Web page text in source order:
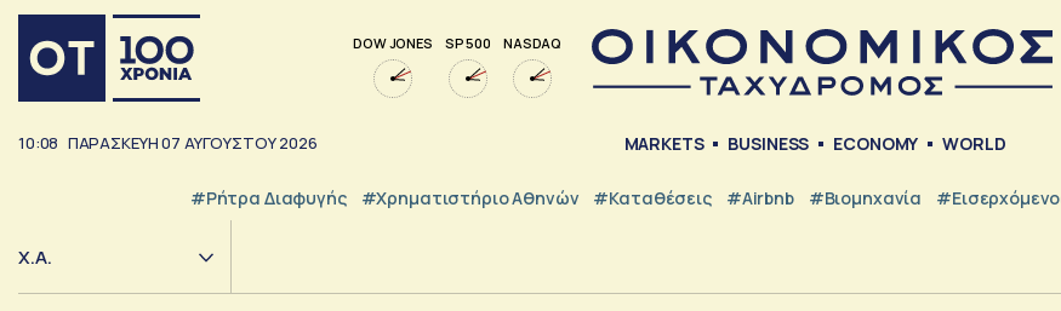
DOW JONES SP 500 NASDAQ
10:08 ΠΑΡΑΣΚΕΥΗ07 ΑΥΓΟΥΣΤΟΥ2026 MARKETS BUSINESS ECONOMY WORLD
#ρήτρα Διαφυγής #Χρηματιστήριο Αθηνών #Καταθέσεις #Airbnb #Βιομηχανία
Χ.Α.